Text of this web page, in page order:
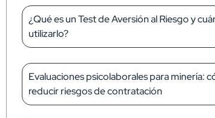
¿Qué es un Test de Aversión al Riesgo y
utilizarlo?
Evaluaciones psicolaborales para minería:
reducir riesgos de contratación